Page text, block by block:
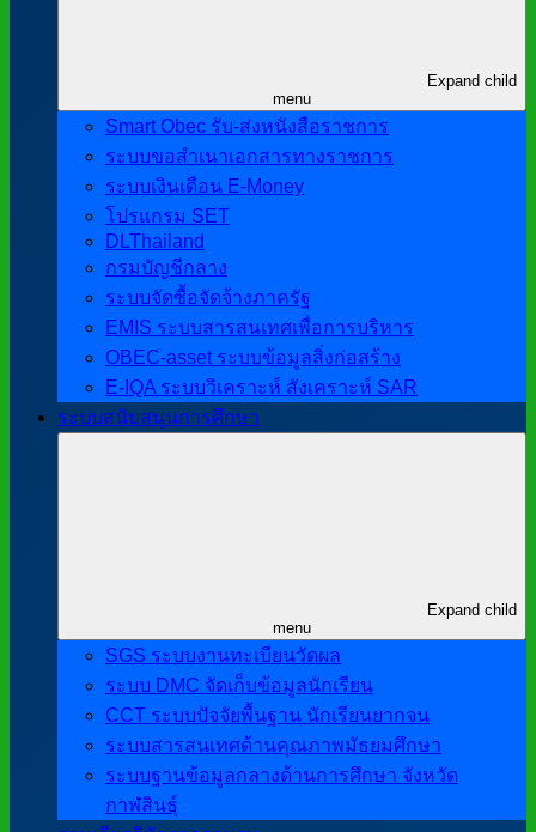
Expand child
menu
Smart Obec รับ-ส่งหนังสือราชการ
ระบบขอสำเนาเอกสารทางราชการ
ระบบเงินเดือน E-Money
โปรแกรม SET
DLThailand
กรมบัญชีกลาง
ระบบจัดซื้อจัดจ้างภาครัฐ
EMIS ระบบสารสนเทศเพื่อการบริหาร
OBEC-asset ระบบข้อมูลสิ่งก่อสร้าง
E-IQA ระบบวิเคราะห์ สังเคราะห์ SAR
ระบบสนับสนุนการศึกษา
Expand child
menu
SGS ระบบงานทะเบียนวัดผล
ระบบ DMC จัดเก็บข้อมูลนักเรียน
CCT ระบบปัจจัยพื้นฐาน นักเรียนยากจน
ระบบสารสนเทศด้านคุณภาพมัธยมศึกษา
ระบบฐานข้อมูลกลางด้านการศึกษา จังหวัด
กาฬสินธุ์